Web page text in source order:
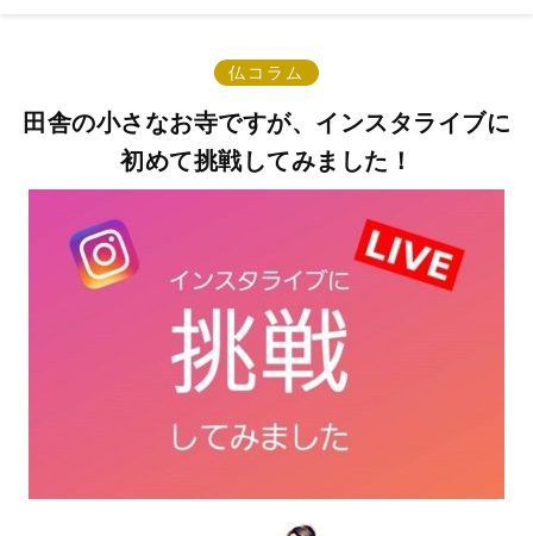
仏コラム
田舎の小さなお寺ですが、インスタライブに
初めて挑戦してみました！